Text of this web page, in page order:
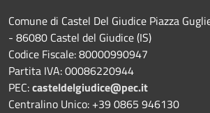
Comune di Castel Del Giudice Piazza
- 86080 Castel del Giudice (IS)
Codice Fiscale: 80000990947
Partita IVA: 00086220944
PEC:casteldelgiudice@pec.it
Centralino Unico: +39 0865 946130